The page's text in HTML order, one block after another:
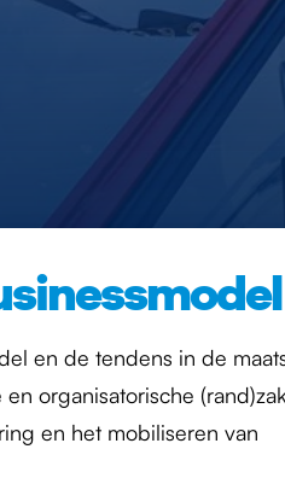
en de tendens in de
organisatorische
en het mobiliseren van